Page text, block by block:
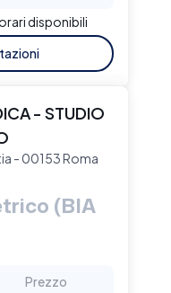
disponibili
- STUDIO
- 00153 Roma
(BIA
Prezzo